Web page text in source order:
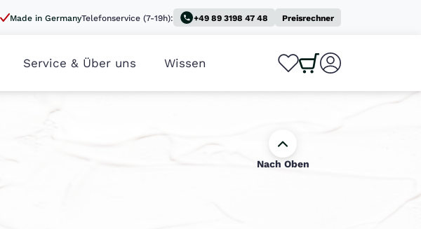
Made in GermanyTelefonservice (7-19h): +49 89 3198 47 48 Preisrechner
Service & Über uns Wissen 0
Nach Oben